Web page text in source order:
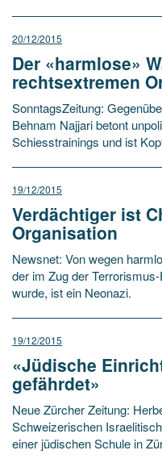
20/12/2015
Der «harmlose»
rechtsextremen
SonntagsZeitung:
Behnam Najjari betont
Schiesstrainings und ist
19/12/2015
Verdächtiger ist
Organisation
Newsnet: Von wegen
der im Zug der
wurde, ist ein Neonazi.
19/12/2015
«Jüdische
gefährdet»
Neue Zürcher Zeitung:
Schweizerischen
einer jüdischen Schule in